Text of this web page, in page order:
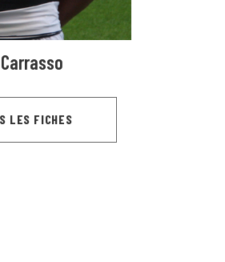
LES FICHES